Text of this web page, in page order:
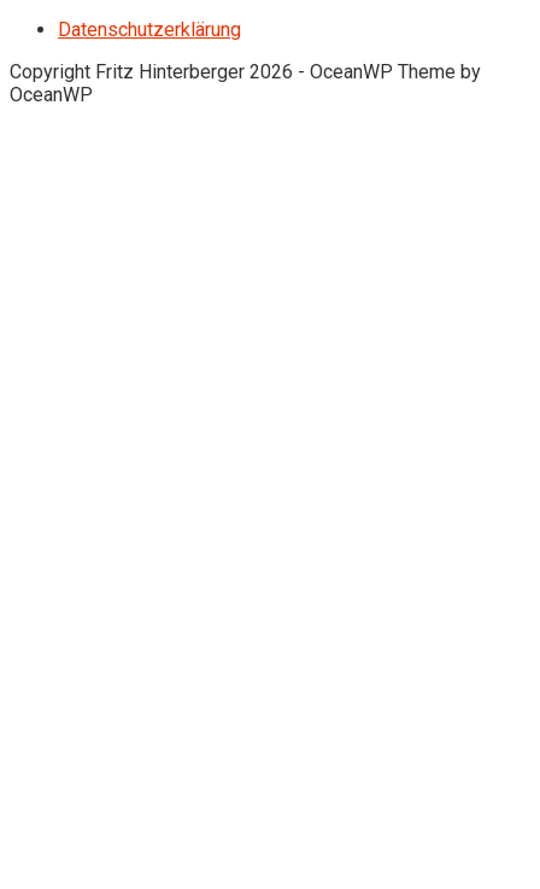
Datenschutzerklärung
Copyright Fritz Hinterberger 2026 - OceanWP Theme by
OceanWP